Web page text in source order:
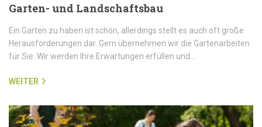
Garten- und Landschaftsbau
Ein Garten zu haben ist schön, allerdings stellt es auch oft große
Herausforderungen dar. Gern übernehmen wir die Gartenarbeiten
für Sie. Wir werden Ihre Erwartungen erfüllen und…
WEITER